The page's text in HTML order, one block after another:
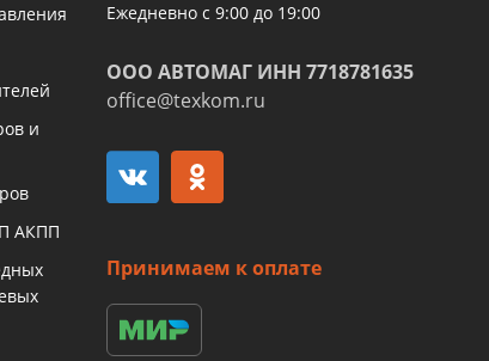
и
АКПП
Ежедневно с 9:00 до 19:00
ООО АВТОМАГ ИНН 7718781635
office@texkom.ru
Принимаем к оплате